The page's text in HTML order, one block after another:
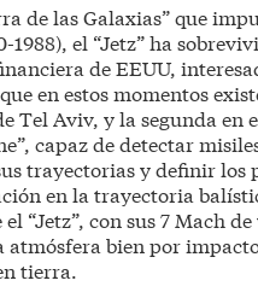
de las Galaxias” que
el “Jetz” ha
de EEUU,
en estos momentos
Tel Aviv, y la segunda en
capaz de detectar
trayectorias y definir los
en la trayectoria
“Jetz”, con sus 7 Mach
atmósfera bien por
tierra.